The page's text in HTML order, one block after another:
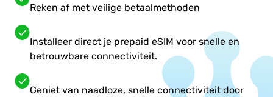
Reken af met veilige betaalmethoden
Installeer direct je prepaid eSIM voor snelle en
betrouwbare connectiviteit.
Geniet van naadloze, snelle connectiviteit door